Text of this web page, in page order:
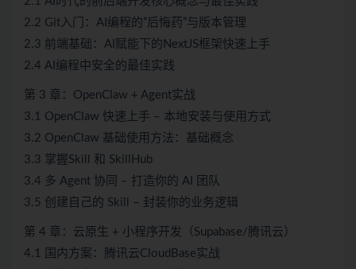
2.2 Git入门：AI编程的”后悔药”与版本管理
2.3 前端基础：AI赋能下的NextJS框架快速上手
2.4 AI编程中安全的最佳实践
第 3 章：OpenClaw + Agent实战
3.1 OpenClaw 快速上手 – 本地安装与使用方式
3.2 OpenClaw 基础使用方法：基础概念
3.3 掌握Skill 和 SkillHub
3.4 多 Agent 协同 – 打造你的 AI 团队
3.5 创建自己的 Skill – 封装你的业务逻辑
第 4 章：云原生 + 小程序开发（Supabase/腾讯云）
4.1 国内方案：腾讯云CloudBase实战